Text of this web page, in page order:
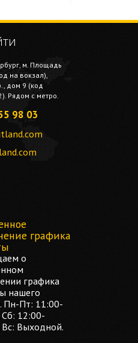
м. Площадь
на вокзал),
дом 9 (код
Рядом с метро.
98 03
графика
о
графика
нашего
Пн-Пт: 11:00-
Сб: 12:00-
Вс: Выходной.